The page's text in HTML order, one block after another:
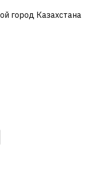
город Казахстана